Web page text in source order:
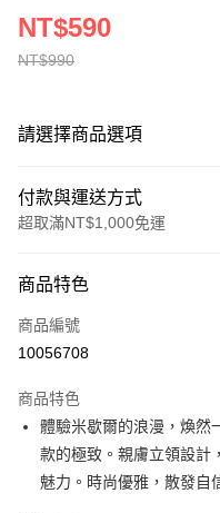
NT$990
NT$590
請選擇商品選項
付款與運送方式
超取滿NT$1,000免運
信用卡一次付款
LINE Pay
悠遊付
ATM付款
商品特色
商品編號
10056708
商品特色
體驗米歇爾的浪漫，煥然
款的極致。親膚立領設計
魅力。時尚優雅，散發自